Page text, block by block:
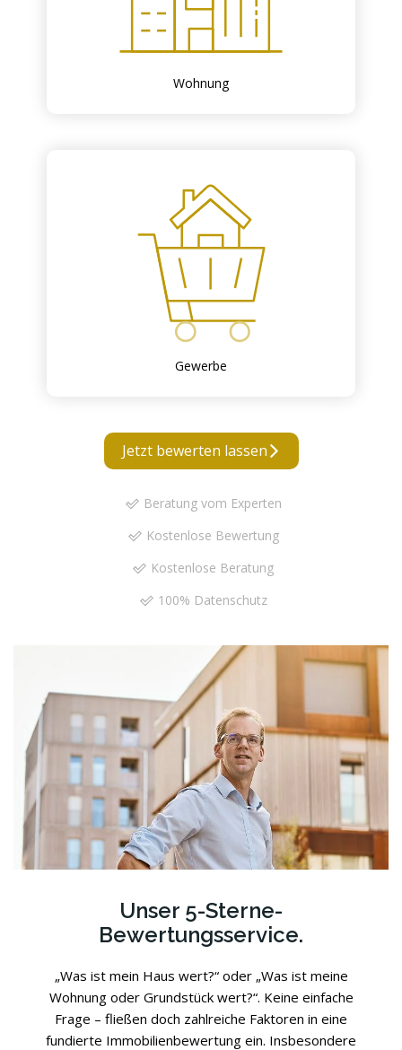
Wohnung
Gewerbe
Jetzt bewerten lassen
Beratung vom Experten
Kostenlose Bewertung
Kostenlose Beratung
100% Datenschutz
Unser 5-Sterne-
Bewertungsservice.
„Was ist mein Haus wert?“ oder „Was ist meine
Wohnung oder Grundstück wert?“. Keine einfache
Frage – fließen doch zahlreiche Faktoren in eine
fundierte Immobilienbewertung ein. Insbesondere